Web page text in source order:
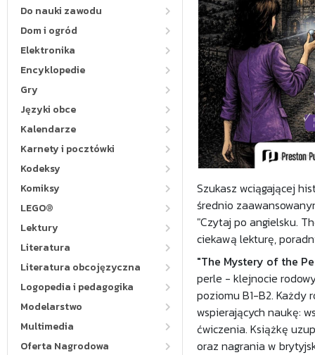
Do nauki zawodu
Dom i ogród
Elektronika
Encyklopedie
Gry
Języki obce
Kalendarze
Karnety i pocztówki
Kodeksy
Komiksy
LEGO®
Lektury
Literatura
Literatura obcojęzyczna
Logopedia i pedagogika
Modelarstwo
Multimedia
Oferta Nagrodowa
Szukasz wciągającej
średnio
"Czytaj po angielsku.
ciekawą lekturę,
"The Mystery of the
perle - klejnocie
poziomu B1-B2. Każdy
wspierających naukę:
ćwiczenia. Książkę
oraz nagrania w